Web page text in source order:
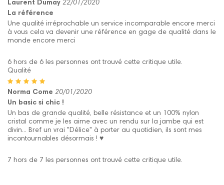
Laurent Dumay 22/01/2020
La référence
Une qualité irréprochable un service incomparable encore merci
à vous cela va devenir une référence en gage de qualité dans le
monde encore merci
6 hors de 6 les personnes ont trouvé cette critique utile.
Qualité
Norma Come 20/01/2020
Un basic si chic !
Un bas de grande qualité, belle résistance et un 100% nylon
cristal comme je les aime avec un rendu sur la jambe qui est
divin... Bref un vrai "Délice" à porter au quotidien, ils sont mes
incontournables désormais ! ♥
7 hors de 7 les personnes ont trouvé cette critique utile.